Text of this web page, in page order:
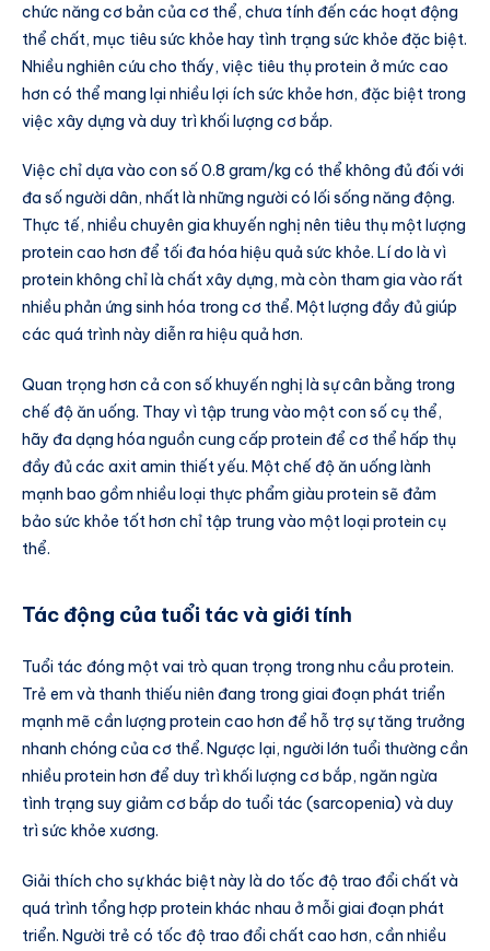
chức năng cơ bản của cơ thể, chưa tính đến các hoạt động
thể chất, mục tiêu sức khỏe hay tình trạng sức khỏe đặc biệt.
Nhiều nghiên cứu cho thấy, việc tiêu thụ protein ở mức cao
hơn có thể mang lại nhiều lợi ích sức khỏe hơn, đặc biệt trong
việc xây dựng và duy trì khối lượng cơ bắp.
Việc chỉ dựa vào con số 0.8 gram/kg có thể không đủ đối với
đa số người dân, nhất là những người có lối sống năng động.
Thực tế, nhiều chuyên gia khuyến nghị nên tiêu thụ một lượng
protein cao hơn để tối đa hóa hiệu quả sức khỏe. Lí do là vì
protein không chỉ là chất xây dựng, mà còn tham gia vào rất
nhiều phản ứng sinh hóa trong cơ thể. Một lượng đầy đủ giúp
các quá trình này diễn ra hiệu quả hơn.
Quan trọng hơn cả con số khuyến nghị là sự cân bằng trong
chế độ ăn uống. Thay vì tập trung vào một con số cụ thể,
hãy đa dạng hóa nguồn cung cấp protein để cơ thể hấp thụ
đầy đủ các axit amin thiết yếu. Một chế độ ăn uống lành
mạnh bao gồm nhiều loại thực phẩm giàu protein sẽ đảm
bảo sức khỏe tốt hơn chỉ tập trung vào một loại protein cụ
thể.
Tác động của tuổi tác và giới tính
Tuổi tác đóng một vai trò quan trọng trong nhu cầu protein.
Trẻ em và thanh thiếu niên đang trong giai đoạn phát triển
mạnh mẽ cần lượng protein cao hơn để hỗ trợ sự tăng trưởng
nhanh chóng của cơ thể. Ngược lại, người lớn tuổi thường cần
nhiều protein hơn để duy trì khối lượng cơ bắp, ngăn ngừa
tình trạng suy giảm cơ bắp do tuổi tác (sarcopenia) và duy
trì sức khỏe xương.
Giải thích cho sự khác biệt này là do tốc độ trao đổi chất và
quá trình tổng hợp protein khác nhau ở mỗi giai đoạn phát
triển. Người trẻ có tốc độ trao đổi chất cao hơn, cần nhiều